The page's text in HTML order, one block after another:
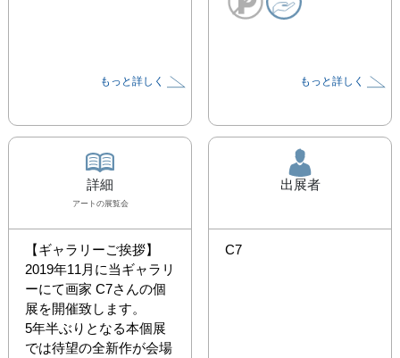
もっと詳しく もっと詳しく
詳細
アート の展覧会
【ギャラリーご挨拶】
2019年11月に当ギャラリ
ーにて画家 C7さんの個
展を開催致します。
5年半ぶりとなる本個展
では待望の全新作が会場
出展者
C7